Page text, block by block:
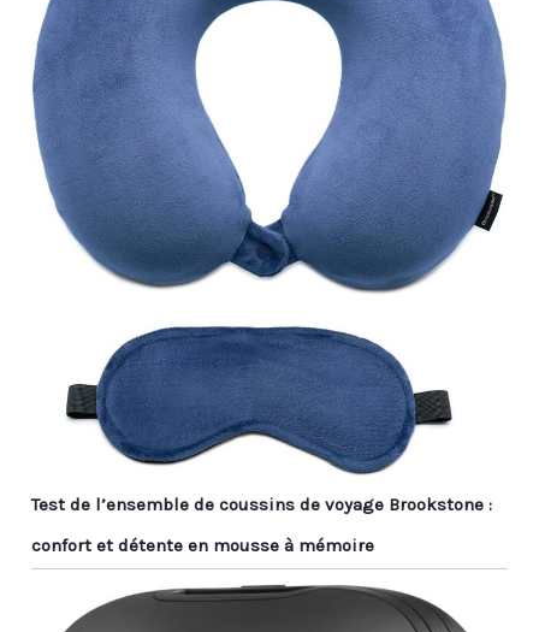
Test de l’ensemble de coussins de voyage Brookstone :
confort et détente en mousse à mémoire